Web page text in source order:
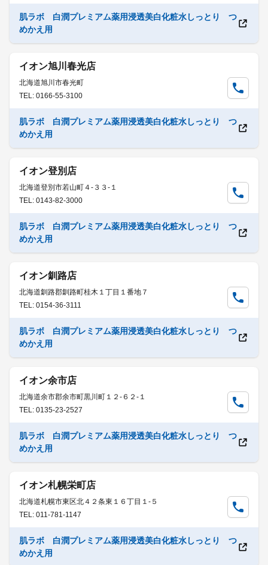
肌ラボ 白潤プレミアム薬用浸透美白化粧水しっとり つ
めかえ用
イオン旭川春光店
北海道旭川市春光町
TEL: 0166-55-3100
肌ラボ 白潤プレミアム薬用浸透美白化粧水しっとり つ
めかえ用
イオン登別店
北海道登別市若山町４-３３-１
TEL: 0143-82-3000
肌ラボ 白潤プレミアム薬用浸透美白化粧水しっとり つ
めかえ用
イオン釧路店
北海道釧路郡釧路町桂木１丁目１番地７
TEL: 0154-36-3111
肌ラボ 白潤プレミアム薬用浸透美白化粧水しっとり つ
めかえ用
イオン余市店
北海道余市郡余市町黒川町１２-６２-１
TEL: 0135-23-2527
肌ラボ 白潤プレミアム薬用浸透美白化粧水しっとり つ
めかえ用
イオン札幌栄町店
北海道札幌市東区北４２条東１６丁目１-５
TEL: 011-781-1147
肌ラボ 白潤プレミアム薬用浸透美白化粧水しっとり つ
めかえ用